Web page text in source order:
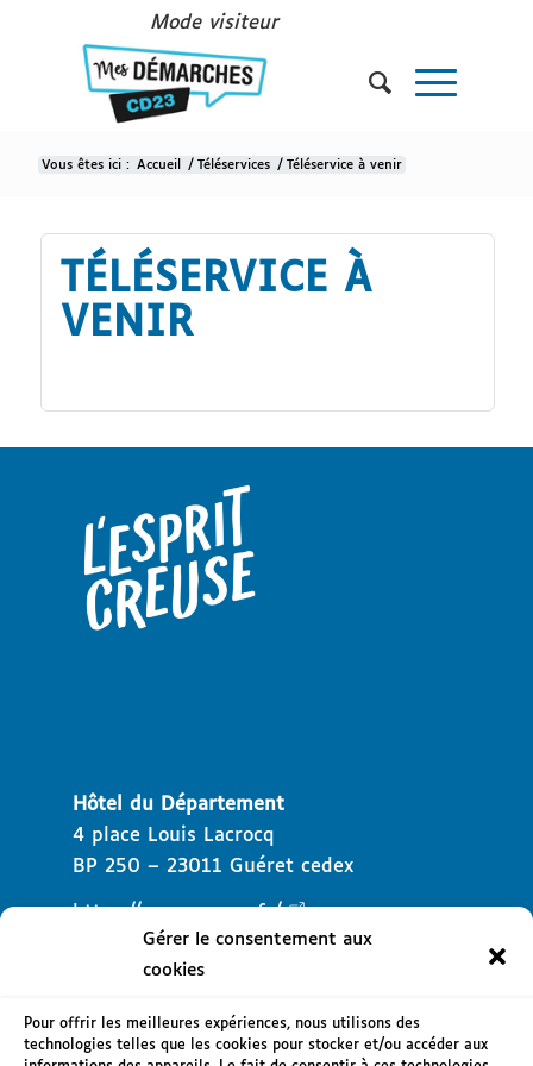
Mode visiteur
Vous êtes ici : Accueil / Téléservices / Téléservice à venir
TÉLÉSERVICE À
VENIR
Hôtel du Département
4 place Louis Lacrocq
BP 250 – 23011 Guéret cedex
https://www.creuse.fr/
Gérer le consentement aux
cookies
Pour offrir les meilleures expériences, nous utilisons des
technologies telles que les cookies pour stocker et/ou accéder aux